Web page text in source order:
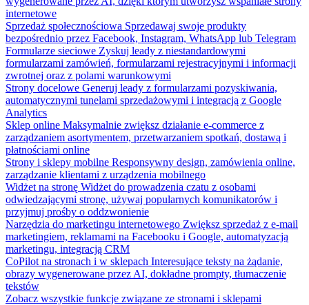
internetowe
Sprzedaż społecznościowa Sprzedawaj swoje produkty
bezpośrednio przez Facebook, Instagram, WhatsApp lub Telegram
Formularze sieciowe Zyskuj leady z niestandardowymi
formularzami zamówień, formularzami rejestracyjnymi i informacji
zwrotnej oraz z polami warunkowymi
Strony docelowe Generuj leady z formularzami pozyskiwania,
automatycznymi tunelami sprzedażowymi i integracją z Google
Analytics
Sklep online Maksymalnie zwiększ działanie e-commerce z
zarządzaniem asortymentem, przetwarzaniem spotkań, dostawą i
płatnościami online
Strony i sklepy mobilne Responsywny design, zamówienia online,
zarządzanie klientami z urządzenia mobilnego
Widżet na stronę Widżet do prowadzenia czatu z osobami
odwiedzającymi stronę, używaj popularnych komunikatorów i
przyjmuj prośby o oddzwonienie
Narzędzia do marketingu internetowego Zwiększ sprzedaż z e-mail
marketingiem, reklamami na Facebooku i Google, automatyzacją
marketingu, integracją CRM
CoPilot na stronach i w sklepach Interesujące teksty na żądanie,
obrazy wygenerowane przez AI, dokładne prompty, tłumaczenie
tekstów
Zobacz wszystkie funkcje związane ze stronami i sklepami